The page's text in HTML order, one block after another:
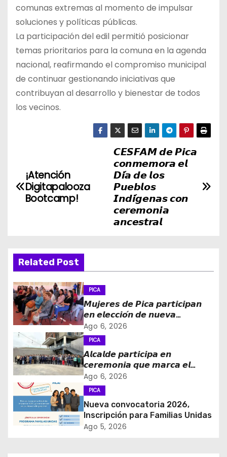
comunas extremas al momento de impulsar
soluciones y políticas públicas.
La participación del edil permitió posicionar
temas prioritarios para la comuna en la agenda
nacional, reafirmando el compromiso municipal
de continuar gestionando iniciativas que
contribuyan al desarrollo y bienestar de todos
los vecinos.
a
a
c
i
ó
n
d
e
e
𝘾𝙀𝙎𝙁𝘼𝙈 𝙙𝙚 𝙋𝙞𝙘𝙖
𝙘𝙤𝙣𝙢𝙚𝙢𝙤𝙧𝙖 𝙚𝙡
𝘿𝙞́𝙖 𝙙𝙚 𝙡𝙤𝙨
𝙋𝙪𝙚𝙗𝙡𝙤𝙨
𝙄𝙣𝙙𝙞́𝙜𝙚𝙣𝙖𝙨 𝙘𝙤𝙣
𝙘𝙚𝙧𝙚𝙢𝙤𝙣𝙞𝙖
𝙖𝙣𝙘𝙚𝙨𝙩𝙧𝙖𝙡
¡Atención
Digitapalooza
Bootcamp!
Related Post
PICA
𝙈𝙪𝙟𝙚𝙧𝙚𝙨 𝙙𝙚 𝙋𝙞𝙘𝙖 𝙥𝙖𝙧𝙩𝙞𝙘𝙞𝙥𝙖𝙣
𝙚𝙣 𝙚𝙡𝙚𝙘𝙘𝙞𝙤́𝙣 𝙙𝙚 𝙣𝙪𝙚𝙫𝙖
𝙙𝙞𝙧𝙚𝙘𝙩𝙞𝙫𝙖 𝙙𝙚 𝙡𝙖 𝙈𝙚𝙨𝙖 𝙙𝙚 𝙡𝙖
𝙈𝙪𝙟𝙚𝙧 𝙍𝙪𝙧𝙖𝙡 𝙚 𝙄𝙣𝙙𝙞́𝙜𝙚𝙣𝙖
Ago 6, 2026
PICA
𝘼𝙡𝙘𝙖𝙡𝙙𝙚 𝙥𝙖𝙧𝙩𝙞𝙘𝙞𝙥𝙖 𝙚𝙣
𝙘𝙚𝙧𝙚𝙢𝙤𝙣𝙞𝙖 𝙦𝙪𝙚 𝙢𝙖𝙧𝙘𝙖 𝙚𝙡
𝙞𝙣𝙜𝙧𝙚𝙨𝙤 𝙙𝙚 𝙚𝙜𝙧𝙚𝙨𝙖𝙙𝙤𝙨 𝙙𝙚𝙡
𝙇𝙞𝙘𝙚𝙤 𝘽𝙞𝙘𝙚𝙣𝙩𝙚𝙣𝙖𝙧𝙞𝙤 𝙋𝙖𝙙𝙧𝙚
𝘼𝙡𝙗𝙚𝙧𝙩𝙤 𝙃𝙪𝙧𝙩𝙖𝙙𝙤 𝙙𝙚 𝙋𝙞𝙘𝙖 𝙖 𝙡𝙖
𝙞𝙣𝙙𝙪𝙨𝙩𝙧𝙞𝙖 𝙢𝙞𝙣𝙚𝙧𝙖
Ago 6, 2026
PICA
Nueva convocatoria 2026,
Inscripción para Familias Unidas
Ago 5, 2026